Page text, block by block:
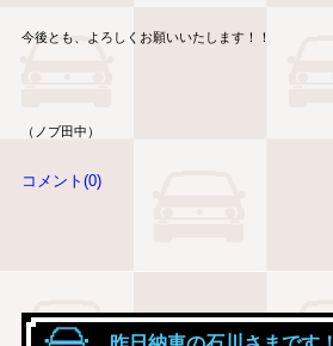
今後とも、よろしくお願いいたします！！
（ノブ田中）
コメント(0)